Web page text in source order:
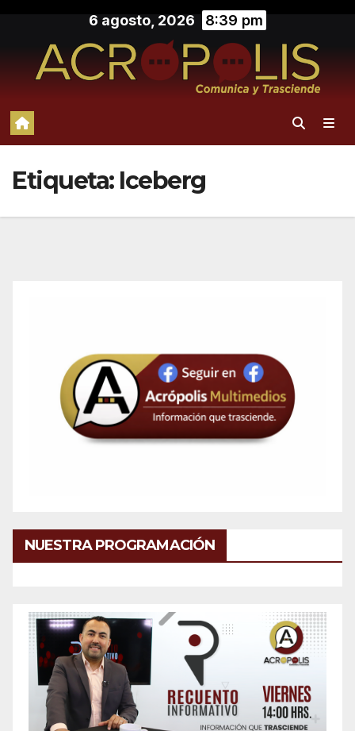
contenido
6 agosto, 2026 8:39 pm
Etiqueta: Iceberg
NUESTRA PROGRAMACIÓN